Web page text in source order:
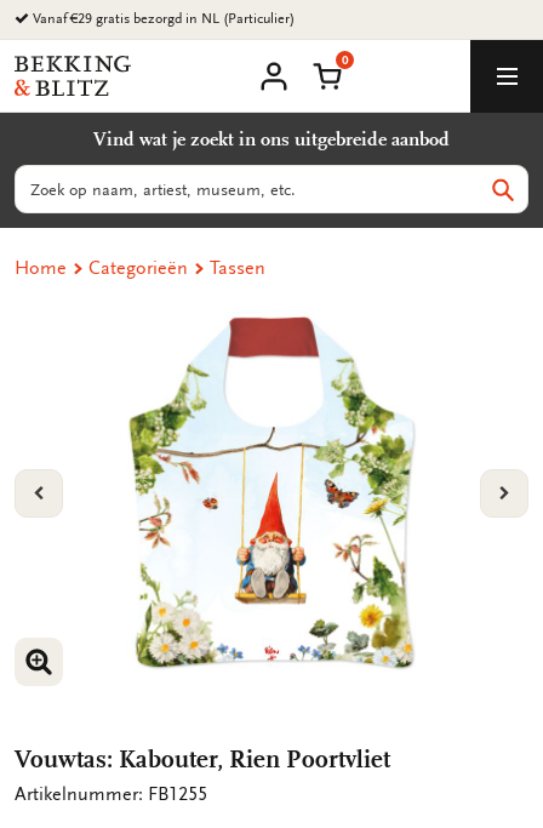
Ga
naar
content
Vanaf €29 gratis bezorgd in NL (Particulier)
Bekking
&
B.V.
account
Winkelmand
0
Vind wat je zoekt in ons uitgebreide aanbod
Zoeken
Home Categorieën Tassen
VORIGE
VERGROOT AFBEELDING
VERGROOT AFBEELDING
Vouwtas: Kabouter, Rien Poortvliet
Artikelnummer: FB1255